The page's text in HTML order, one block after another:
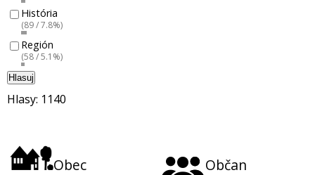
História
(89 / 7.8%)
Región
(58 / 5.1%)
Hlasuj
Hlasy: 1140
Obec Občan